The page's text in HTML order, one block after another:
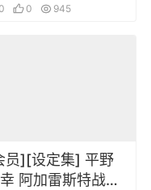
0 945
员][设定集] 平野
阿加雷斯特战记